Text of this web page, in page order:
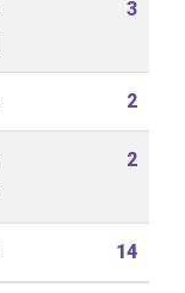
3
2
2
14